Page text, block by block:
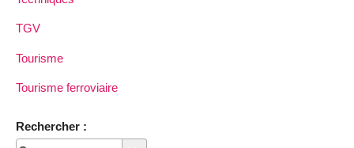
TGV
Tourisme
Tourisme ferroviaire
Rechercher :